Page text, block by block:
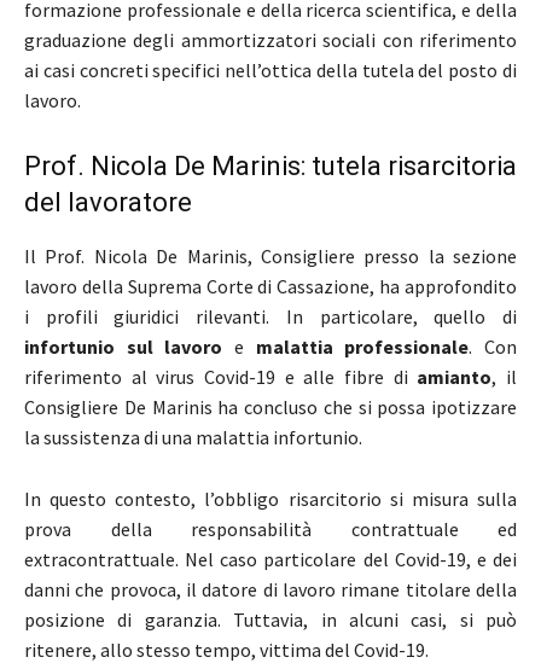
formazione professionale e della ricerca scientifica, e della
graduazione degli ammortizzatori sociali con riferimento
ai casi concreti specifici nell’ottica della tutela del posto di
lavoro.
Prof. Nicola De Marinis: tutela risarcitoria
del lavoratore
Il Prof. Nicola De Marinis, Consigliere presso la sezione
lavoro della Suprema Corte di​ Cassazione, ha approfondito
i profili giuridici rilevanti. In particolare, quello di
infortunio sul lavoro e malattia professionale. Con
riferimento al virus Covid-19 e alle fibre di amianto, il
Consigliere De Marinis ha concluso che si possa ipotizzare
la sussistenza di una malattia infortunio.
In questo contesto, l’obbligo risarcitorio si misura sulla
prova della responsabilità contrattuale ed
extracontrattuale. Nel caso particolare del Covid-19, e dei
danni che provoca, il datore di lavoro rimane titolare della
posizione di garanzia. Tuttavia, in alcuni casi, si può
ritenere, allo stesso tempo, vittima del Covid-19.